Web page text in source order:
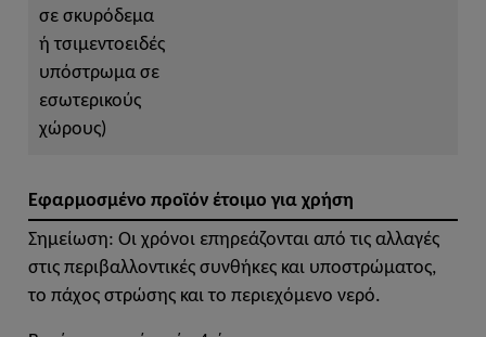
σε σκυρόδεμα
ή τσιμεντοειδές
υπόστρωμα σε
εσωτερικούς
χώρους)
Εφαρμοσμένο προϊόν έτοιμο για χρήση
Σημείωση: Οι χρόνοι επηρεάζονται από τις αλλαγές
στις περιβαλλοντικές συνθήκες και υποστρώματος,
το πάχος στρώσης και το περιεχόμενο νερό.